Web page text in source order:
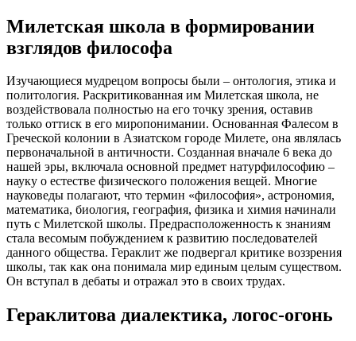
Милетская школа в формировании
взглядов философа
Изучающиеся мудрецом вопросы были – онтология, этика и
политология. Раскритикованная им Милетская школа, не
воздействовала полностью на его точку зрения, оставив
только оттиск в его миропонимании. Основанная Фалесом в
Греческой колонии в Азиатском городе Милете, она являлась
первоначальной в античности. Созданная вначале 6 века до
нашей эры, включала основной предмет натурфилософию –
науку о естестве физического положения вещей. Многие
науковеды полагают, что термин «философия», астрономия,
математика, биология, география, физика и химия начинали
путь с Милетской школы. Предрасположенность к знаниям
стала весомым побуждением к развитию последователей
данного общества. Гераклит же подвергал критике воззрения
школы, так как она понимала мир единым целым существом.
Он вступал в дебаты и отражал это в своих трудах.
Гераклитова диалектика, логос-огонь